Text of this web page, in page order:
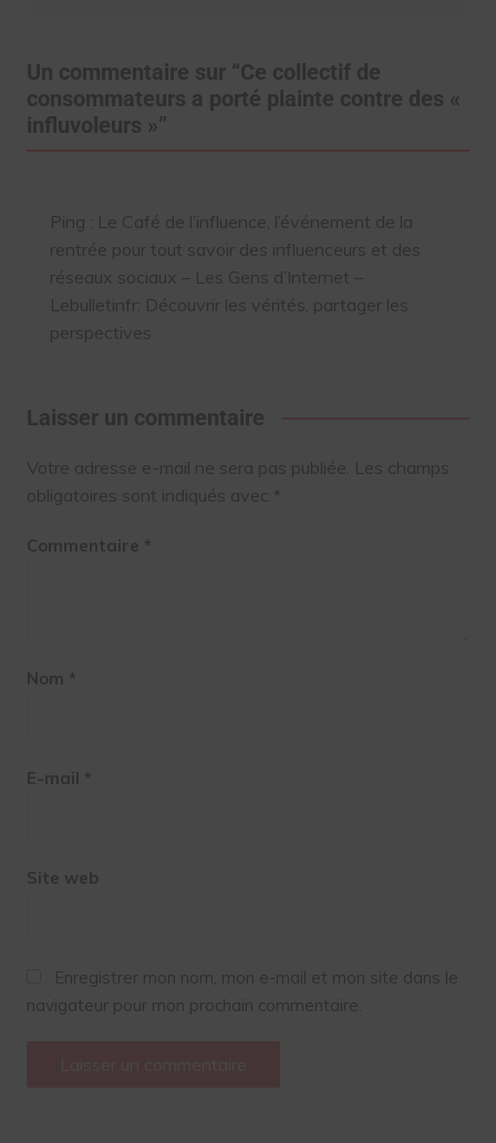
Un commentaire sur “Ce collectif de
consommateurs a porté plainte contre des «
influvoleurs »”
Ping : Le Café de l’influence, l’événement de la
rentrée pour tout savoir des influenceurs et des
réseaux sociaux – Les Gens d’Internet –
Lebulletinfr: Découvrir les vérités, partager les
perspectives
Laisser un commentaire
Votre adresse e-mail ne sera pas publiée. Les champs
obligatoires sont indiqués avec *
Commentaire *
Nom *
E-mail *
Site web
Enregistrer mon nom, mon e-mail et mon site dans le
navigateur pour mon prochain commentaire.